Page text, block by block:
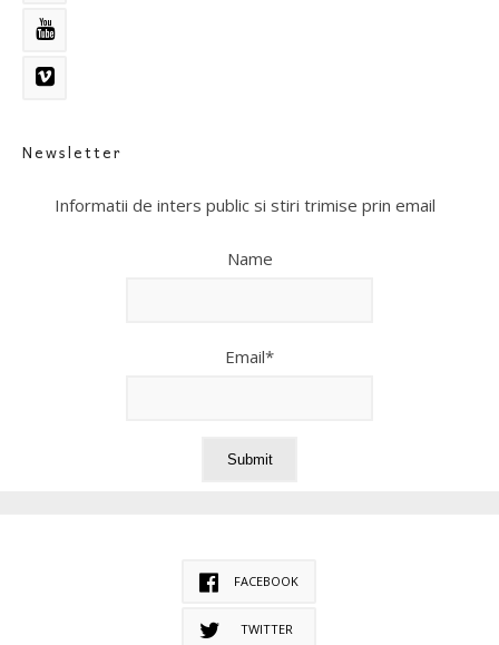
Newsletter
Informatii de inters public si stiri trimise prin email
Name
Email*
FACEBOOK
TWITTER